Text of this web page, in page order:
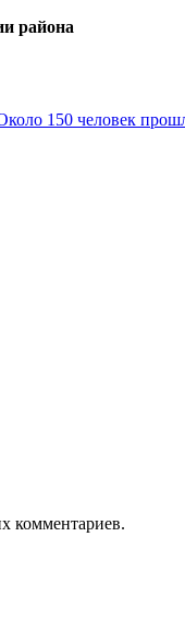
района
150 человек
комментариев.